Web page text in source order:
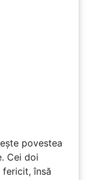
povestea
Cei doi
însă